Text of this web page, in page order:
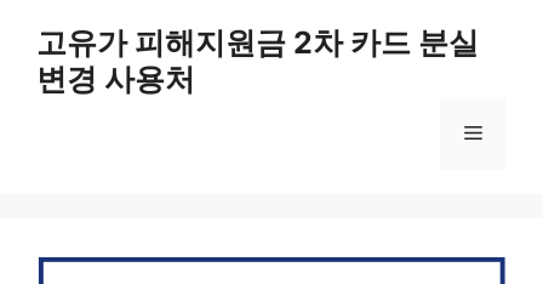
고유가 피해지원금 2차 카드 분실
변경 사용처
메